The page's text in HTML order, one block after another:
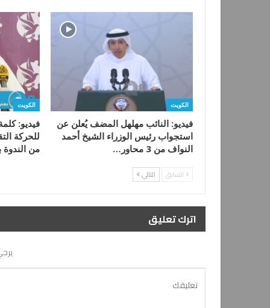
الكويت
فيديو: النائب مهلهل المضف يُعلن عن
استجواب رئيس الوزراء الشيخ أحمد
النواف من 3 محاور…
الكويت
فيديو:
للحركة
من
السابق التالي
اترك تعليق